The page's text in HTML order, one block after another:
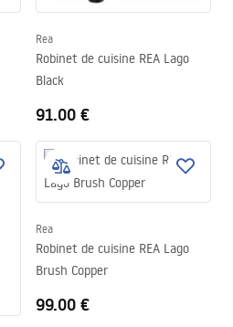
Rea
Robinet de cuisine REA Lago
Black
91.00 €
Rea
Robinet de cuisine REA Lago
Brush Copper
99.00 €